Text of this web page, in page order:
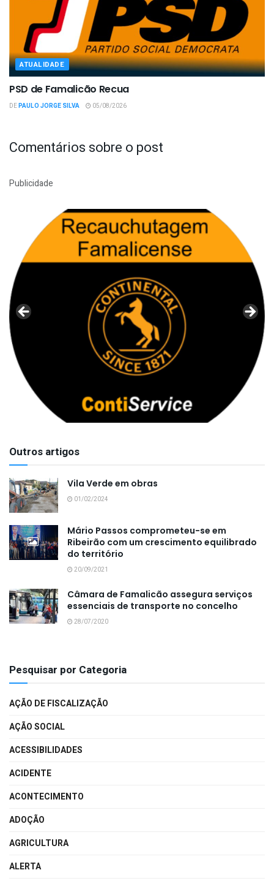
ATUALIDADE
PSD de Famalicão Recua
DEPAULO JORGE SILVA 05/08/2026
Comentários sobre o post
Publicidade
Outros artigos
Vila Verde em obras
01/02/2024
Mário Passos comprometeu-se em
Ribeirão com um crescimento equilibrado
do território
20/09/2021
Câmara de Famalicão assegura serviços
essenciais de transporte no concelho
28/07/2020
Pesquisar por Categoria
AÇÃO DE FISCALIZAÇÃO
AÇÃO SOCIAL
ACESSIBILIDADES
ACIDENTE
ACONTECIMENTO
ADOÇÃO
AGRICULTURA
ALERTA